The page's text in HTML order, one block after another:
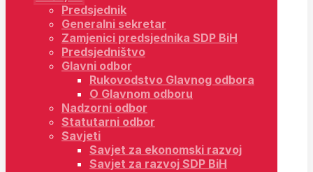
Predsjednik
Generalni sekretar
Zamjenici predsjednika SDP BiH
Predsjedništvo
Glavni odbor
Rukovodstvo Glavnog odbora
O Glavnom odboru
Nadzorni odbor
Statutarni odbor
Savjeti
Savjet za ekonomski razvoj
Savjet za razvoj SDP BiH